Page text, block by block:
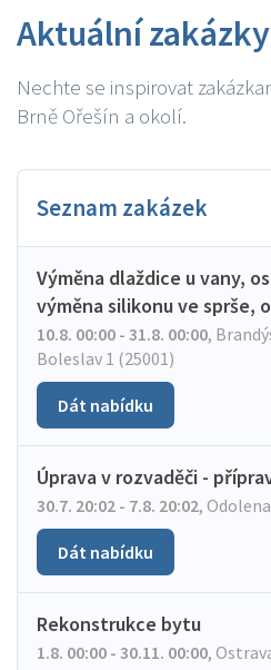
Aktuální zakázky
Nechte se inspirovat
Brně Ořešín a okolí.
Seznam zakázek
Výměna dlaždice u vany,
výměna silikonu ve sprše,
10.8. 00:00 - 31.8. 00:00,
Boleslav 1 (25001)
Dát nabídku
Úprava v rozvaděči -
30.7. 20:02 - 7.8. 20:02,
Dát nabídku
Rekonstrukce bytu
1.8. 00:00 - 30.11. 00:00,